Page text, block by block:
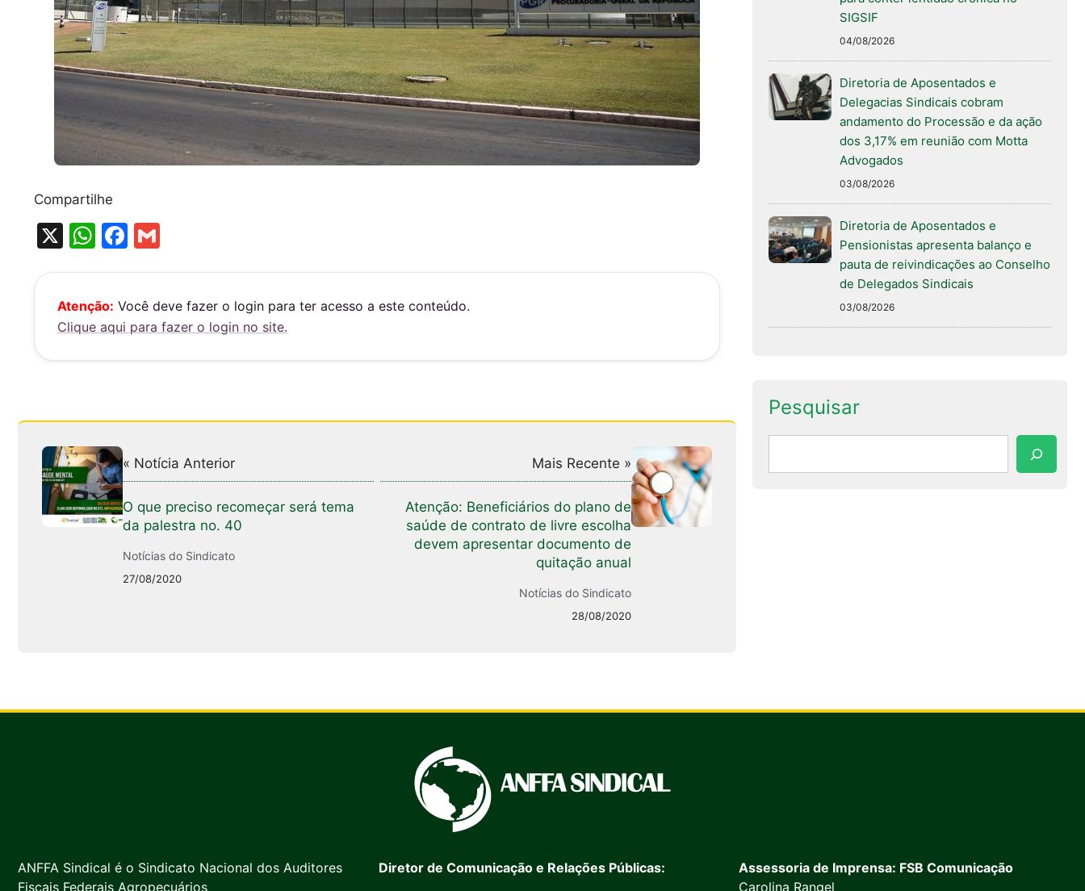
Compartilhe
X
W
s
A
p
F
e
b
o
k
l
Atenção: Você deve fazer o login para ter acesso a este conteúdo.
Clique aqui para fazer o login no site.
« Notícia Anterior
O que preciso recomeçar será tema
da palestra no. 40
Notícias do Sindicato
27/08/2020
Mais Recente »
Atenção: Beneficiários do plano de
saúde de contrato de livre escolha
devem apresentar documento de
quitação anual
Notícias do Sindicato
28/08/2020
SIGSIF
04/08/2026
Diretoria de Aposentados e
Delegacias Sindicais cobram
andamento do Processão e da ação
dos 3,17% em reunião com Motta
Advogados
03/08/2026
Diretoria de Aposentados e
Pensionistas apresenta balanço e
pauta de reivindicações ao Conselho
de Delegados Sindicais
03/08/2026
Pesquisar
ANFFA Sindical é o Sindicato Nacional dos Auditores
Fiscais Federais Agropecuários
Diretor de Comunicação e Relações Públicas:
Assessoria de Imprensa: FSB Comunicação
Carolina Rangel